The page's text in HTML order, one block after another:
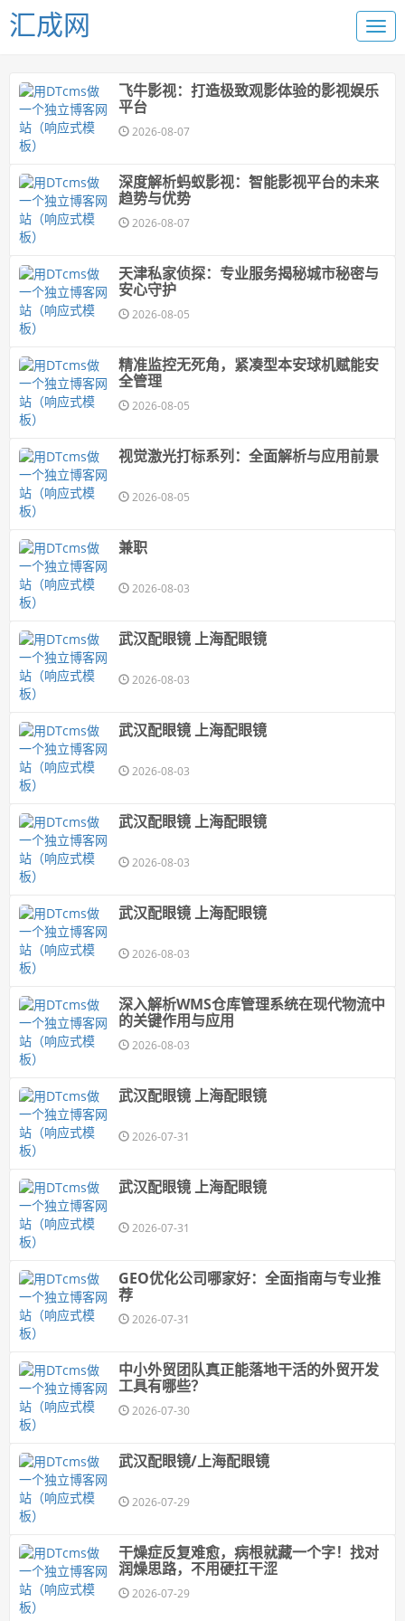
汇成网
飞牛影视：打造极致观影体验的影视娱乐
平台
2026-08-07
深度解析蚂蚁影视：智能影视平台的未来
趋势与优势
2026-08-07
天津私家侦探：专业服务揭秘城市秘密与
安心守护
2026-08-05
精准监控无死角，紧凑型本安球机赋能安
全管理
2026-08-05
视觉激光打标系列：全面解析与应用前景
2026-08-05
兼职
2026-08-03
武汉配眼镜 上海配眼镜
2026-08-03
武汉配眼镜 上海配眼镜
2026-08-03
武汉配眼镜 上海配眼镜
2026-08-03
武汉配眼镜 上海配眼镜
2026-08-03
深入解析WMS仓库管理系统在现代物流中
的关键作用与应用
2026-08-03
武汉配眼镜 上海配眼镜
2026-07-31
武汉配眼镜 上海配眼镜
2026-07-31
GEO优化公司哪家好：全面指南与专业推
荐
2026-07-31
中小外贸团队真正能落地干活的外贸开发
工具有哪些？
2026-07-30
武汉配眼镜/上海配眼镜
2026-07-29
干燥症反复难愈，病根就藏一个字！找对
润燥思路，不用硬扛干涩
2026-07-29